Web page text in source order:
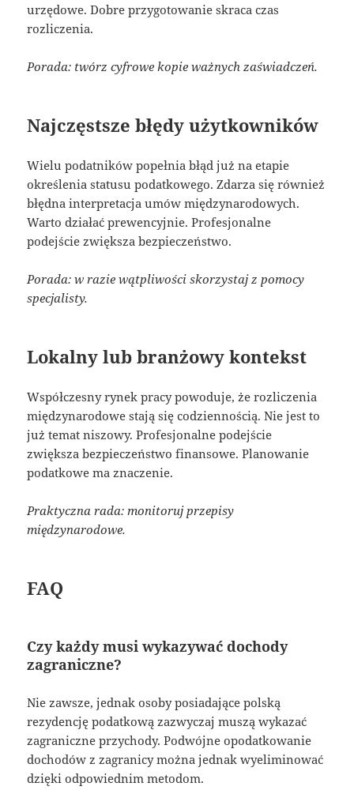
urzędowe. Dobre przygotowanie skraca czas
rozliczenia.
Porada: twórz cyfrowe kopie ważnych zaświadczeń.
Najczęstsze błędy użytkowników
Wielu podatników popełnia błąd już na etapie
określenia statusu podatkowego. Zdarza się również
błędna interpretacja umów międzynarodowych.
Warto działać prewencyjnie. Profesjonalne
podejście zwiększa bezpieczeństwo.
Porada: w razie wątpliwości skorzystaj z pomocy
specjalisty.
Lokalny lub branżowy kontekst
Współczesny rynek pracy powoduje, że rozliczenia
międzynarodowe stają się codziennością. Nie jest to
już temat niszowy. Profesjonalne podejście
zwiększa bezpieczeństwo finansowe. Planowanie
podatkowe ma znaczenie.
Praktyczna rada: monitoruj przepisy
międzynarodowe.
FAQ
Czy każdy musi wykazywać dochody
zagraniczne?
Nie zawsze, jednak osoby posiadające polską
rezydencję podatkową zazwyczaj muszą wykazać
zagraniczne przychody. Podwójne opodatkowanie
dochodów z zagranicy można jednak wyeliminować
dzięki odpowiednim metodom.